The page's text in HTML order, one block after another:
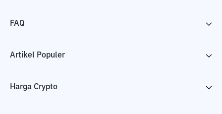
FAQ
Artikel Populer
Harga Crypto